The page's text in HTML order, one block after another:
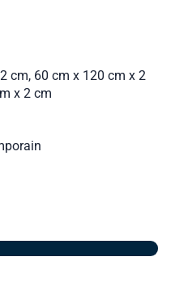
cm, 60 cm x 120 cm x 2
x 2 cm